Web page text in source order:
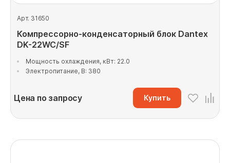
Арт. 31650
Компрессорно-конденсаторный блок Dantex
DK-22WC/SF
Мощность охлаждения, кВт: 22.0
Электропитание, В: 380
Цена по запросу Купить